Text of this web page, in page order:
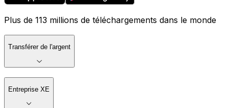
Plus de 113 millions de téléchargements dans le monde
Transférer de l'argent
Entreprise XE